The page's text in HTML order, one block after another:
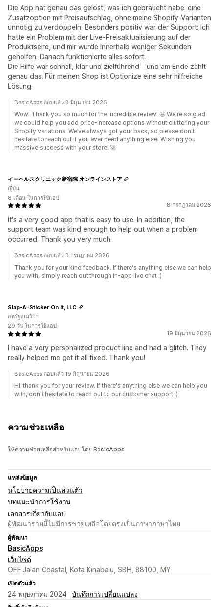
Die App hat genau das gelöst, was ich gebraucht habe: eine
Zusatzoption mit Preisaufschlag, ohne meine Shopify-Varianten
unnötig zu verdoppeln. Besonders positiv war der Support: Ich
hatte ein Problem mit der Live-Preisaktualisierung auf der
Produktseite, und mir wurde innerhalb weniger Sekunden
geholfen. Danach funktionierte alles sofort.
Die Hilfe war schnell, klar und zielführend – und am Ende zählt
genau das. Für meinen Shop ist Optionize eine sehr hilfreiche
Lösung.
BasicApps ตอบแล้ว 8 มิถุนายน 2026
Wow! Thank you so much for the incredible review! 🤩 We're so glad
we could help you add price-increase options without cluttering your
Shopify variations. We’ve always got your back, so please don't
hesitate to reach out if you ever need anything else. Wishing you
massive success with your store! 🚀
8 กรกฎาคม 2026
It's a very good app that is easy to use. In addition, the
support team was kind enough to help out when a problem
occurred. Thank you very much.
イーヘルスクリニック新宿院 オンラインストア
ญี่ปุ่น
8 เดือน ในการใช้แอป
BasicApps ตอบแล้ว 8 กรกฎาคม 2026
Thank you for your kind feedback. If there's anything else we can help
you with, simply reach out through in-app live chat :)
19 มิถุนายน 2026
I have a very personalized product line and had a glitch. They
really helped me get it all fixed. Thank you!
Slap-A-Sticker On It, LLC
สหรัฐอเมริกา
29 วัน ในการใช้แอป
BasicApps ตอบแล้ว 19 มิถุนายน 2026
Hi, thank you for your review. If there's anything else we can help you
with, don't hesitate to reach out to our customer support :)
ความช่วยเหลือ
ให้ความช่วยเหลือสำหรับแอปโดย BasicApps
แหล่งข้อมูล
นโยบายความเป็นส่วนตัว
บทแนะนำการใช้งาน
เอกสารเกี่ยวกับแอป
ผู้พัฒนารายนี้ไม่มีการช่วยเหลือโดยตรงเป็นภาษาภาษาไทย
ผู้พัฒนา
BasicApps
เว็บไซต์
OFF Jalan Coastal, Kota Kinabalu, SBH, 88100, MY
เปิดตัวแล้ว
24 พฤษภาคม 2024 · บันทึกการเปลี่ยนแปลง